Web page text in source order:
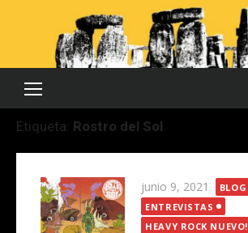
Etiqueta: Rostro del Sol
Publicada
el
junio 9, 2021
BLOG
ENTREVISTAS
HEAVY ROCK NUEVO!